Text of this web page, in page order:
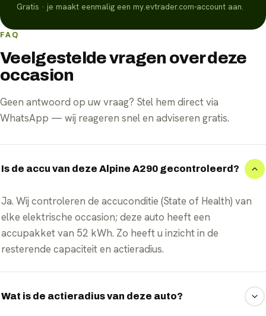
Gratis · je maakt eenmalig een my.evtrader.com-account aan.
FAQ
Veelgestelde vragen over deze
occasion
Geen antwoord op uw vraag? Stel hem direct via
WhatsApp — wij reageren snel en adviseren gratis.
Is de accu van deze Alpine A290 gecontroleerd?
Ja. Wij controleren de accuconditie (State of Health) van
elke elektrische occasion; deze auto heeft een
accupakket van 52 kWh. Zo heeft u inzicht in de
resterende capaciteit en actieradius.
Wat is de actieradius van deze auto?